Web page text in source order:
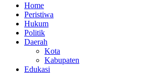
Home
Peristiwa
Hukum
Politik
Daerah
Kota
Kabupaten
Edukasi